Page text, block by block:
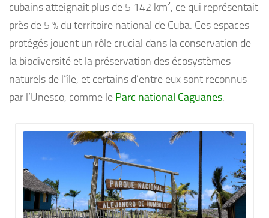
cubains atteignait plus de 5 142 km², ce qui représentait
près de 5 % du territoire national de Cuba. Ces espaces
protégés jouent un rôle crucial dans la conservation de
la biodiversité et la préservation des écosystèmes
naturels de l’île, et certains d’entre eux sont reconnus
par l’Unesco, comme le Parc national Caguanes.